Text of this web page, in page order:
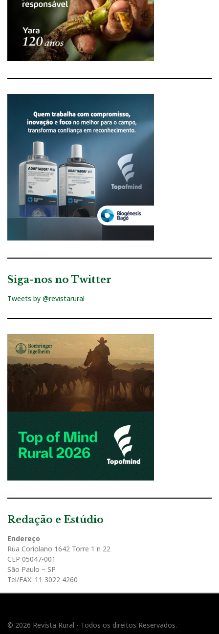
Siga-nos no Twitter
Tweets by @revistarural
Redação e Estúdio
Endereço
Rua Coriolano 1642 Torre 1 n 22
CEP 05047-001
São Paulo – SP
Tel/FAX: 11 3022 4260
© 2026 Revista Rural - Todos os direitos Reservados.